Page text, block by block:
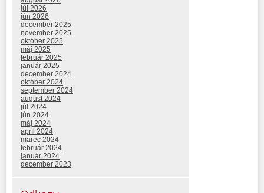
júl 2026
jún 2026
december 2025
november 2025
október 2025
máj 2025
február 2025
január 2025
december 2024
október 2024
september 2024
august 2024
júl 2024
jún 2024
máj 2024
apríl 2024
marec 2024
február 2024
január 2024
december 2023